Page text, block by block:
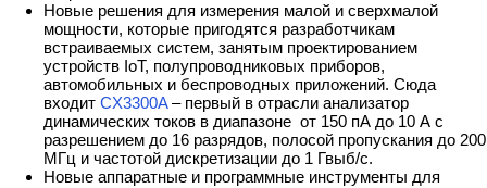
Новые решения для измерения малой и сверхмалой
мощности, которые пригодятся разработчикам
встраиваемых систем, занятым проектированием
устройств IoT, полупроводниковых приборов,
автомобильных и беспроводных приложений. Сюда
входит CX3300A– первый в отрасли анализатор
динамических токов в диапазоне от 150 пА до 10 А с
разрешением до 16 разрядов, полосой пропускания до 200
МГц и частотой дискретизации до 1 Гвыб/с.
Новые аппаратные и программные инструменты для